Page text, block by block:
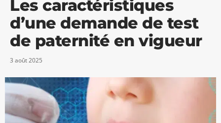
Les caractéristiques
d’une demande de test
de paternité en vigueur
3 août 2025